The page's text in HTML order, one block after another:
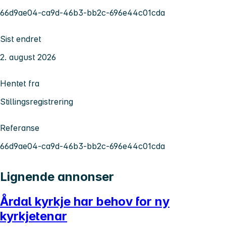
66d9ae04-ca9d-46b3-bb2c-696e44c01cda
Sist endret
2. august 2026
Hentet fra
Stillingsregistrering
Referanse
66d9ae04-ca9d-46b3-bb2c-696e44c01cda
Lignende annonser
Årdal kyrkje har behov for ny
kyrkjetenar